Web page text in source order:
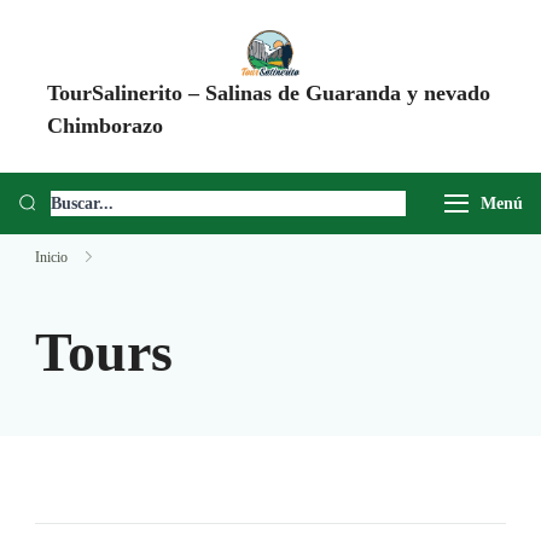
TourSalinerito – Salinas de Guaranda y nevado
Chimborazo
Chimborazo, Minas de Sal, Quesera El Salinerito, Chocolates El
Menú
Inicio
Tours